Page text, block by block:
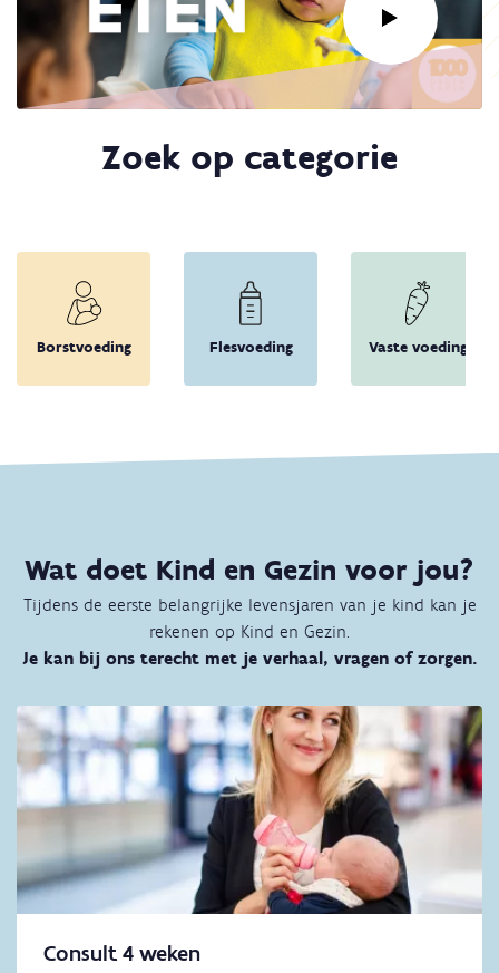
moet
Zoek op categorie
Borstvoeding Flesvoeding Vaste voeding
Wat doet Kind en Gezin voor jou?
Tijdens de eerste belangrijke levensjaren van je kind kan je
rekenen op Kind en Gezin.
Je kan bij ons terecht met je verhaal, vragen of zorgen.
Consult 4 weken